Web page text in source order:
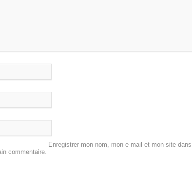
Enregistrer mon nom, mon e-mail et mon site
commentaire.